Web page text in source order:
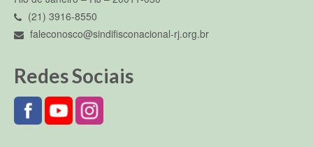
(21) 3916-8550
faleconosco@sindifisconacional-rj.org.br
Redes Sociais